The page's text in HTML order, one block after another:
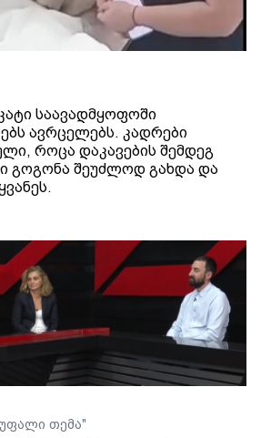
საავადმყოფოში
ავრცელებს. კადრები
როცა დაკავების შემდეგ
გოგონა შეუძლოდ გახდა და
თემა"